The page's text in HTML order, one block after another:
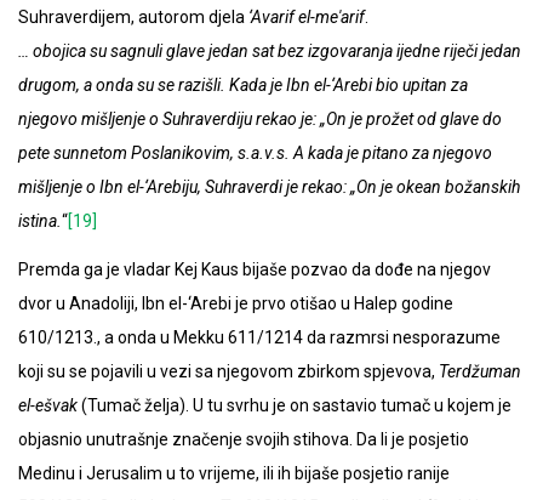
Suhraverdijem, autorom djela ‘Avarif el-me'arif.
… obojica su sagnuli glave jedan sat bez izgovaranja ijedne riječi jedan
drugom, a onda su se razišli. Kada je Ibn el-‘Arebi bio upitan za
njegovo mišljenje o Suhraverdiju rekao je: „On je prožet od glave do
pete sunnetom Poslanikovim, s.a.v.s. A kada je pitano za njegovo
mišljenje o Ibn el-‘Arebiju, Suhraverdi je rekao: „On je okean božanskih
istina. “[19]
Premda ga je vladar Kej Kaus bijaše pozvao da dođe na njegov
dvor u Anadoliji, Ibn el-‘Arebi je prvo otišao u Halep godine
610/1213., a onda u Mekku 611/1214 da razmrsi nesporazume
koji su se pojavili u vezi sa njegovom zbirkom spjevova, Terdžuman
el-ešvak(Tumač želja). U tu svrhu je on sastavio tumač u kojem je
objasnio unutrašnje značenje svojih stihova. Da li je posjetio
Medinu i Jerusalim u to vrijeme, ili ih bijaše posjetio ranije